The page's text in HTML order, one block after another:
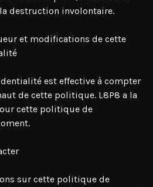
destruction involontaire.
et modifications de cette
est effective à compter
de cette politique. L8P8 a la
cette politique de
sur cette politique de